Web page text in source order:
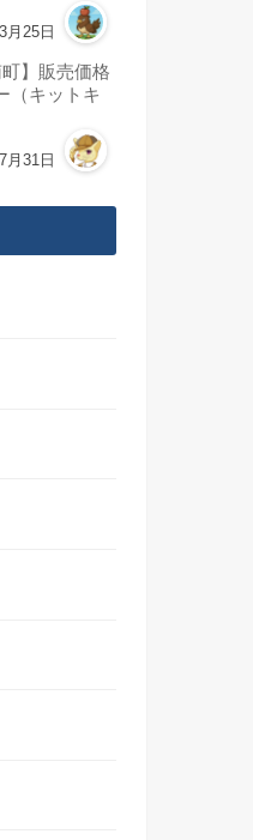
月25日
町】販売価格
（キットキ
月31日